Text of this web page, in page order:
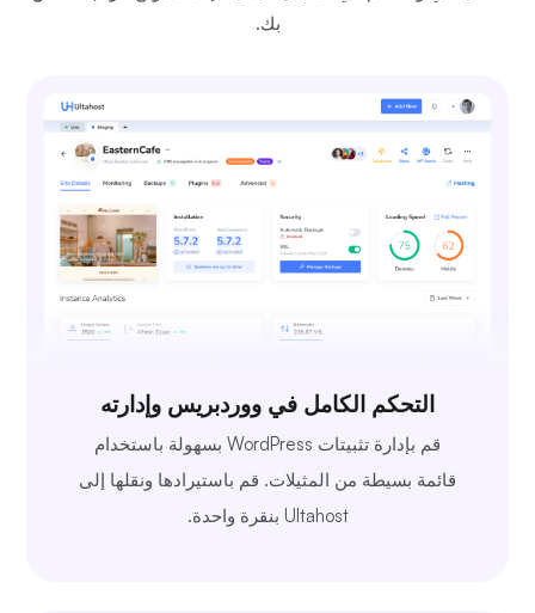
بك.
التحكم الكامل في ووردبريس وإدارته
قم بإدارة تثبيتات WordPress بسهولة باستخدام
قائمة بسيطة من المثيلات. قم باستيرادها ونقلها إلى
Ultahost بنقرة واحدة.